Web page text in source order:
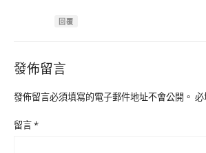
回覆
發佈留言
發佈留言必須填寫的電子郵件地址不會公開。 必
留言*